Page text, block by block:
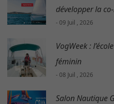
développer la
- 09 Juil , 2026
VogWeek :
féminin
- 08 Juil , 2026
Salon Nautique